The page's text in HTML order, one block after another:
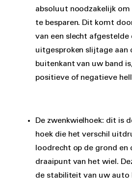
absoluut noodzakelijk
te besparen. Dit komt
van een slecht afgestelde
uitgesproken slijtage aan
buitenkant van uw band
positieve of negatieve
De zwenkwielhoek: dit is
hoek die het verschil
loodrecht op de grond en
draaipunt van het wiel.
de stabiliteit van uw auto